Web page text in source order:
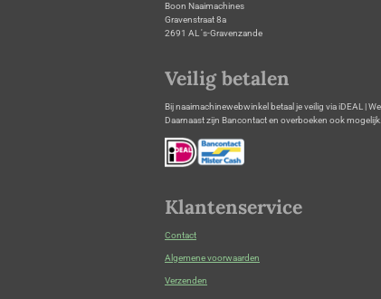
Boon Naaimachines
Gravenstraat 8a
2691 AL 's-Gravenzande
Veilig betalen
Bij naaimachinewebwinkel betaal je veilig via iDEAL |
Daarnaast zijn Bancontact en overboeken ook mogelijk.
Klantenservice
Contact
Algemene voorwaarden
Verzenden